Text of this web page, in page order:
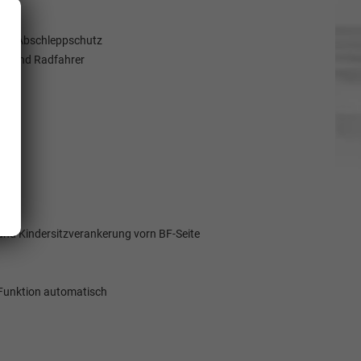
Abschleppschutz
und Radfahrer
Kindersitzverankerung vorn BF-Seite
automatisch